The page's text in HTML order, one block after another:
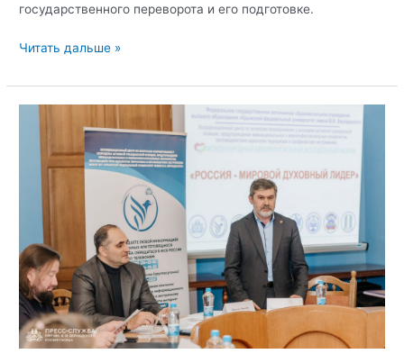
государственного переворота и его подготовке.
Открытый
с
Вячеславом
Харьковский»
Губиным
Читать дальше »